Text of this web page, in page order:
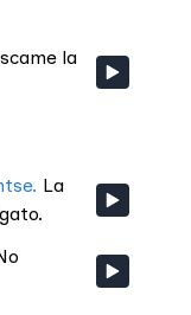
la
La